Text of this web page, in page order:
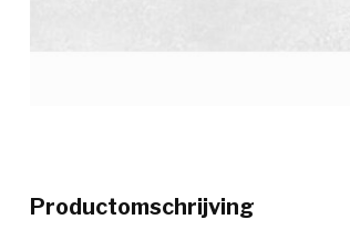
Productomschrijving